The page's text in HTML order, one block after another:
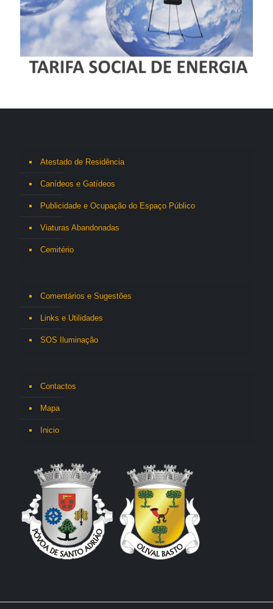
Atestado de Residência
Canídeos e Gatídeos
Publicidade e Ocupação do Espaço Público
Viaturas Abandonadas
Cemitério
Comentários e Sugestões
Links e Utilidades
SOS Iluminação
Contactos
Mapa
Inicio